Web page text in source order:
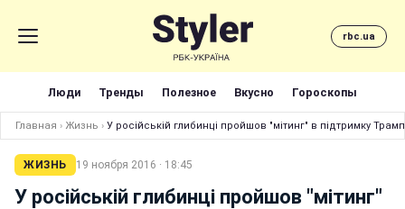
rbc.ua
Люди Тренды Полезное Вкусно Гороскопы
Главная › Жизнь › У російській глибинці пройшов "мітинг" в підтримку
ЖИЗНЬ 19 ноября 2016 · 18:45
У російській глибинці пройшов "мітинг"